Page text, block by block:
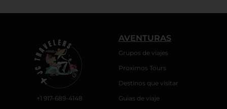
+1 917-689-4148
AVENTURAS
Grupos de viajes
Proximos Tours
Destinos que visitar
Guias de viaje